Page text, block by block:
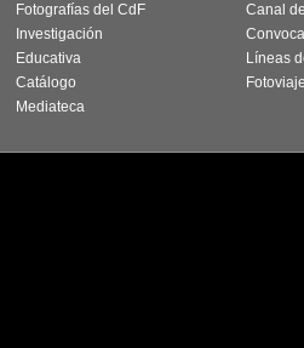
Fotografías del CdF
Investigación
Educativa
Catálogo
Mediateca
Canal
Líneas